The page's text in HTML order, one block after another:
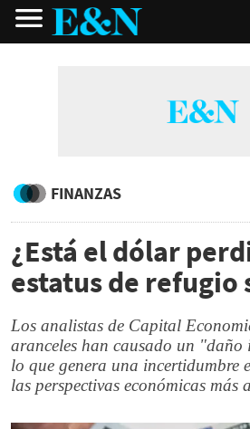
FINANZAS
¿Está el dólar
estatus de refugio
Los analistas de Capital
aranceles han causado un
lo que genera una incertidumbre
las perspectivas económicas más